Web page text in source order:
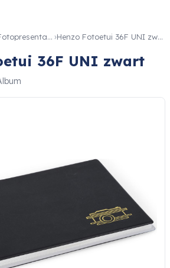
Fotopresentatie Henzo Fotoetui 36F UNI zwart
36F UNI zwart